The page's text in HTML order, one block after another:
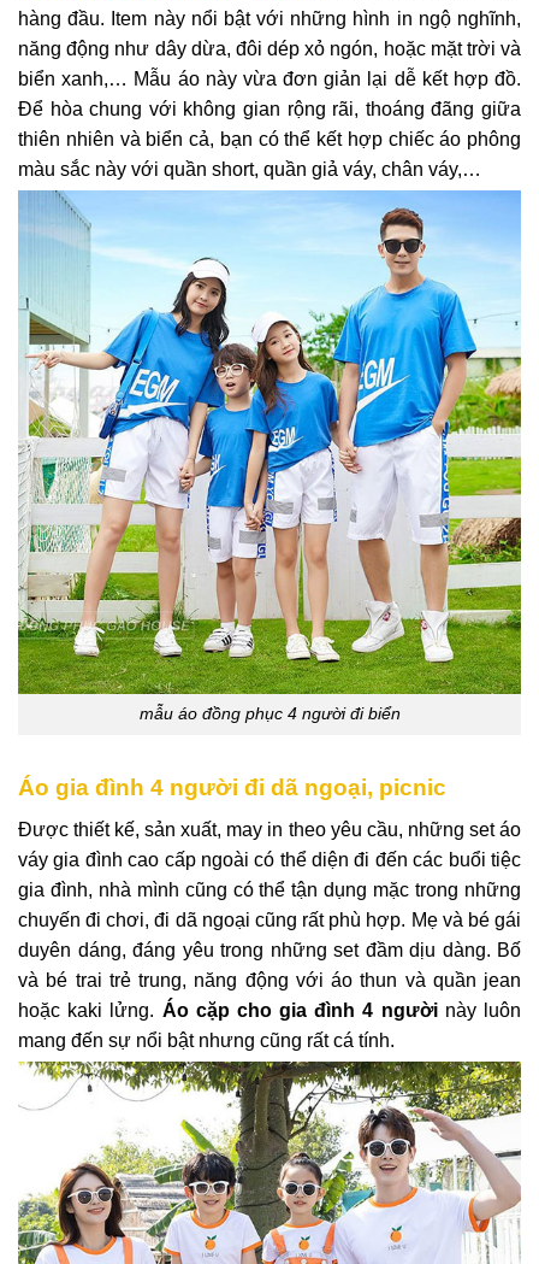
hàng đầu. Item này nổi bật với những hình in ngộ nghĩnh,
năng động như dây dừa, đôi dép xỏ ngón, hoặc mặt trời và
biển xanh,… Mẫu áo này vừa đơn giản lại dễ kết hợp đồ.
Để hòa chung với không gian rộng rãi, thoáng đãng giữa
thiên nhiên và biển cả, bạn có thể kết hợp chiếc áo phông
màu sắc này với quần short, quần giả váy, chân váy,…
mẫu áo đồng phục 4 người đi biển
Áo gia đình 4 người đi dã ngoại, picnic
Được thiết kế, sản xuất, may in theo yêu cầu, những set áo
váy gia đình cao cấp ngoài có thể diện đi đến các buổi tiệc
gia đình, nhà mình cũng có thể tận dụng mặc trong những
chuyến đi chơi, đi dã ngoại cũng rất phù hợp. Mẹ và bé gái
duyên dáng, đáng yêu trong những set đầm dịu dàng. Bố
và bé trai trẻ trung, năng động với áo thun và quần jean
hoặc kaki lửng. Áo cặp cho gia đình 4 người này luôn
mang đến sự nổi bật nhưng cũng rất cá tính.